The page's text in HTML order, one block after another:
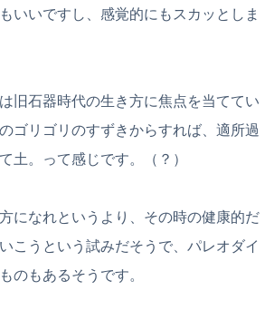
いいですし、感覚的にもスカッとしま
旧石器時代の生き方に焦点を当ててい
ゴリゴリのすずきからすれば、適所過
土。って感じです。（？）
になれというより、その時の健康的だ
こうという試みだそうで、パレオダイ
のもあるそうです。